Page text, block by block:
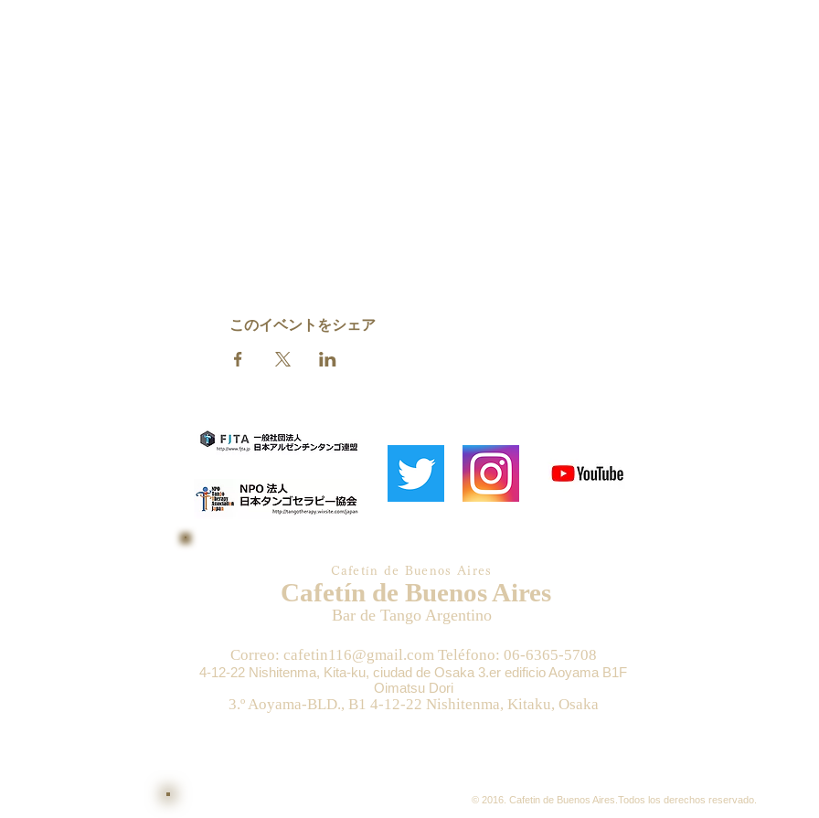
このイベントをシェア
Cafetín de Buenos Aires
Cafetín de Buenos Aires
Bar de Tango Argentino
Correo: cafetin116@gmail.com Teléfono: 06-6365-5708
4-12-22 Nishitenma, Kita-ku, ciudad de Osaka 3.er edificio Aoyama B1F
Oimatsu Dori
3.º Aoyama-BLD., B1 4-12-22 Nishitenma, Kitaku, Osaka
© 2016. Cafetin de Buenos Aires.Todos los derechos​ reservado.